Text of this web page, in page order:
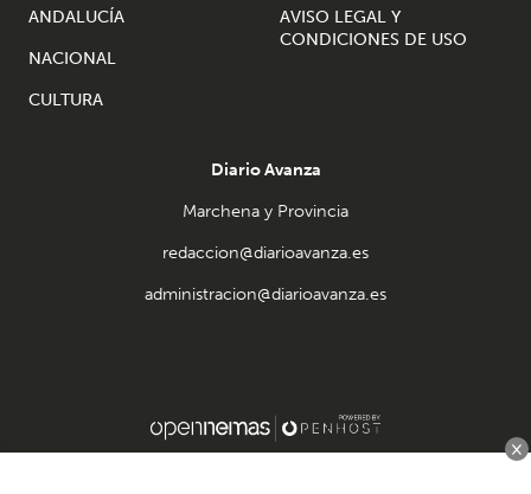
ANDALUCÍA
NACIONAL
CULTURA
AVISO LEGAL Y
CONDICIONES DE USO
Diario Avanza
Marchena y Provincia
redaccion@diarioavanza.es
administracion@diarioavanza.es
×